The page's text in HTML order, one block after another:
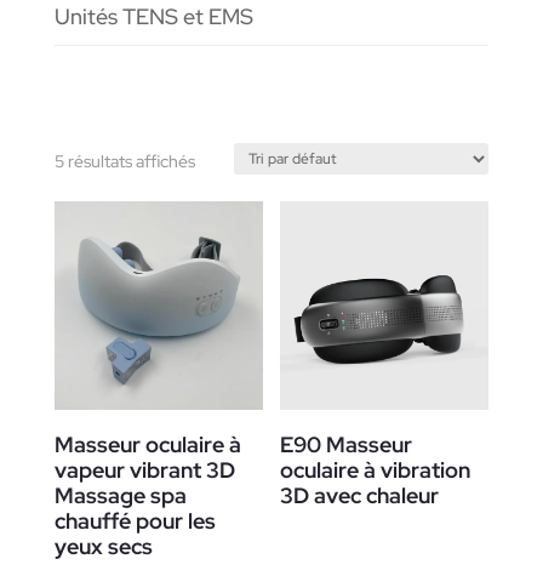
Unités TENS et EMS
5 résultats affichés
Masseur oculaire à
vapeur vibrant 3D
Massage spa
chauffé pour les
yeux secs
E90 Masseur
oculaire à vibration
3D avec chaleur